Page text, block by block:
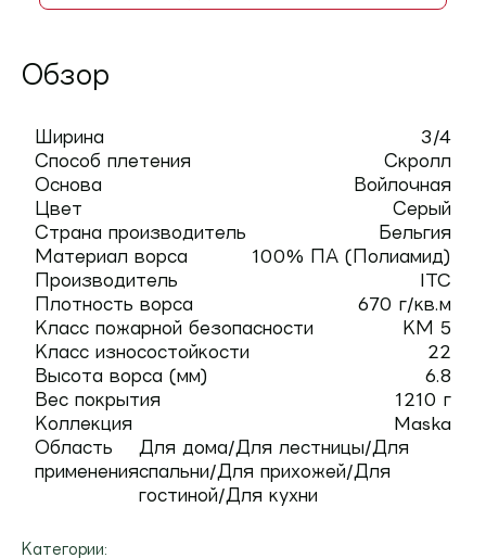
Обзор
Ширина
3/4
Способ плетения
Скролл
Основа
Войлочная
Цвет
Серый
Страна производитель
Бельгия
Материал ворса
100% ПА (Полиамид)
Производитель
ITC
Плотность ворса
670 г/кв.м
Класс пожарной безопасности
КМ 5
Класс износостойкости
22
Высота ворса (мм)
6.8
Вес покрытия
1210 г
Коллекция
Maska
Область
применения
Для дома/Для лестницы/Для
спальни/Для прихожей/Для
гостиной/Для кухни
Категории: